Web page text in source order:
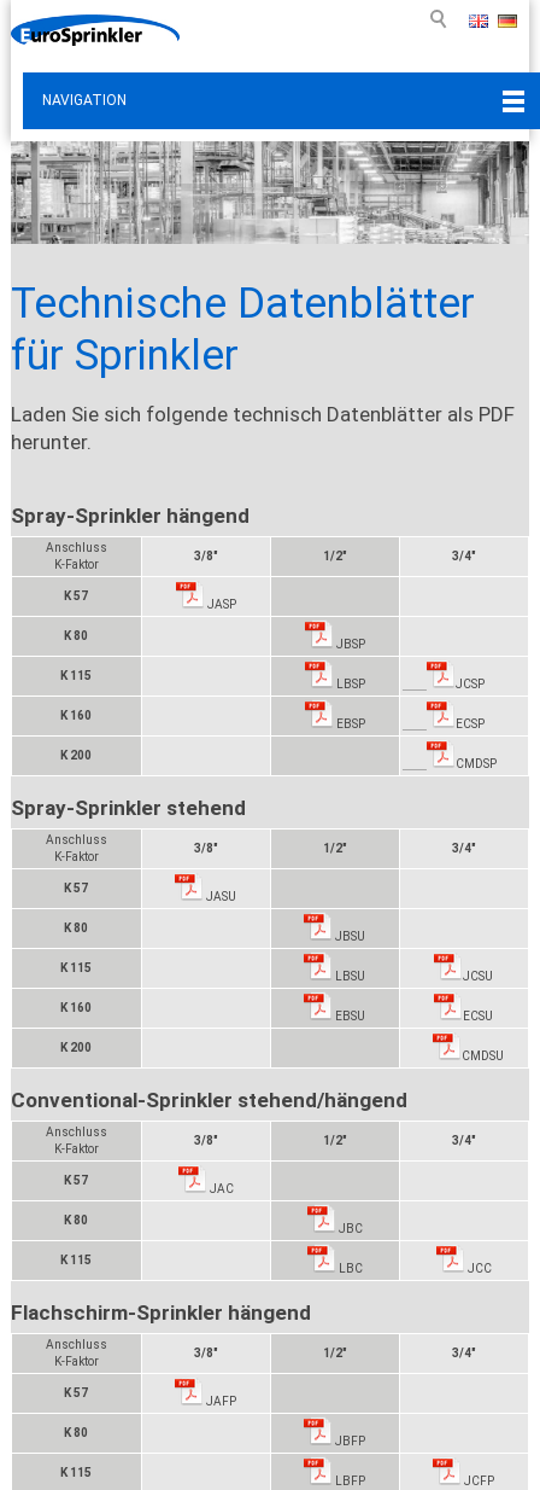
NAVIGATION
Technische Datenblätter
für Sprinkler
Laden Sie sich folgende technisch Datenblätter als PDF
herunter.
Spray-Sprinkler hängend
Anschluss
K-Faktor
3/8" 1/2" 3/4"
K 57
JASP
K 80
JBSP
K 115
LBSP JCSP
K 160
EBSP ECSP
K 200
CMDSP
Spray-Sprinkler stehend
Anschluss
K-Faktor
3/8" 1/2" 3/4"
K 57
JASU
K 80
JBSU
K 115
LBSU JCSU
K 160
EBSU ECSU
K 200
CMDSU
Conventional-Sprinkler stehend/hängend
Anschluss
K-Faktor
3/8" 1/2" 3/4"
K 57
JAC
K 80
JBC
K 115
LBC JCC
Flachschirm-Sprinkler hängend
Anschluss
K-Faktor
3/8" 1/2" 3/4"
K 57
JAFP
K 80
JBFP
K 115
LBFP JCFP